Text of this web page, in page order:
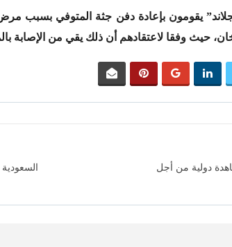
يقومون بإعادة دفن جثة المتوفي بسبب
حيث وفقا لاعتقادهم أن ذلك يقي من الإصابة
دولية من أجل